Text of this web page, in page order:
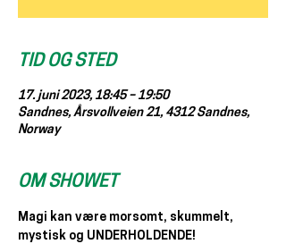
TID OG STED
17. juni 2023, 18:45 – 19:50
Sandnes, Årsvollveien 21, 4312 Sandnes,
Norway
OM SHOWET
Magi kan være morsomt, skummelt,
mystisk og UNDERHOLDENDE!